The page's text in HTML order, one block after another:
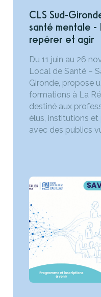
CLS Sud-
santé mentale -
repérer et agir
Du 11 juin au 26
Local de Santé –
Gironde, propose
formations à La
destiné aux
élus, institutions
avec des publics